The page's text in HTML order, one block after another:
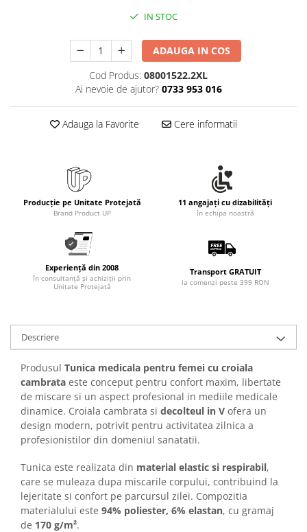
IN STOC
ADAUGA IN COS
Cod Produs: 08001522.2XL
Ai nevoie de ajutor? 0733 953 016
Adauga la Favorite Cere informatii
Producție pe Unitate Protejată
Brand Product UP
11 angajați cu dizabilități
în echipa noastră
Experiență din 2008
în consultanță și achiziții prin
Unitate Protejată
Transport GRATUIT
la comenzi peste 399 RON
Descriere
Produsul Tunica medicala pentru femei cu croiala
cambrata este conceput pentru confort maxim, libertate
de miscare si un aspect profesional in mediile medicale
dinamice. Croiala cambrata si decolteul in V ofera un
design modern, potrivit pentru activitatea zilnica a
profesionistilor din domeniul sanatatii.
Tunica este realizata din material elastic si respirabil,
care se muleaza dupa miscarile corpului, contribuind la
lejeritate si confort pe parcursul zilei. Compozitia
materialului este 94% poliester, 6% elastan, cu gramaj
de 170 g/m².